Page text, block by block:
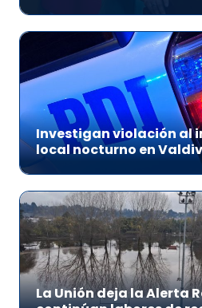
Investigan violación al
local nocturno en
La Unión deja la Alerta